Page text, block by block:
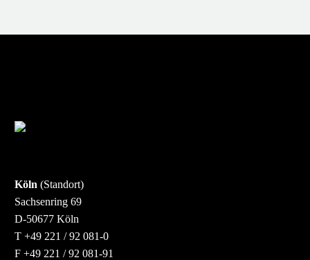
Köln (Standort)
Sachsenring 69
D-50677 Köln
T +49 221 / 92 081-0
F +49 221 / 92 081-91